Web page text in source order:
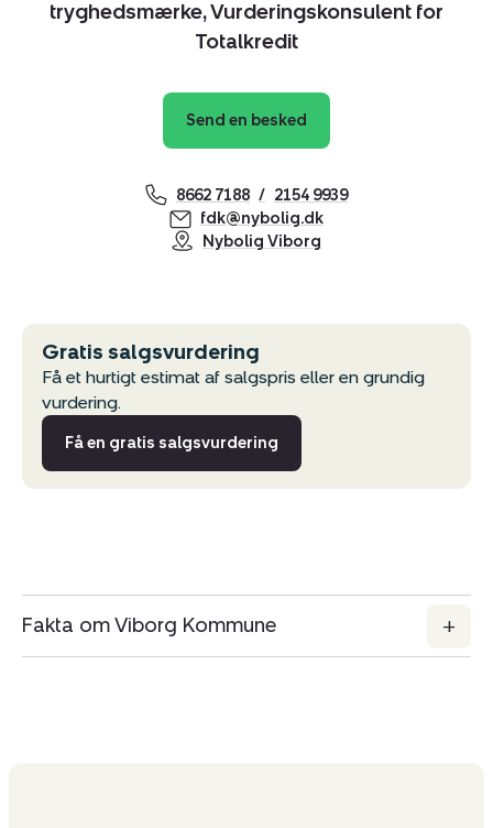
tryghedsmærke, Vurderingskonsulent for
Totalkredit
Send en besked
8662 7188
2154 9939
fdk@nybolig.dk
Nybolig Viborg
Gratis salgsvurdering
Få et hurtigt estimat af salgspris eller en grundig
vurdering.
Få en gratis salgsvurdering
Fakta om Viborg Kommune
Kopier link
Del via mail